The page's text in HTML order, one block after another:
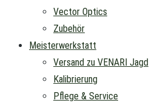
Vector Optics
Zubehör
Meisterwerkstatt
Versand zu VENARI Jagd
Kalibrierung
Pflege & Service